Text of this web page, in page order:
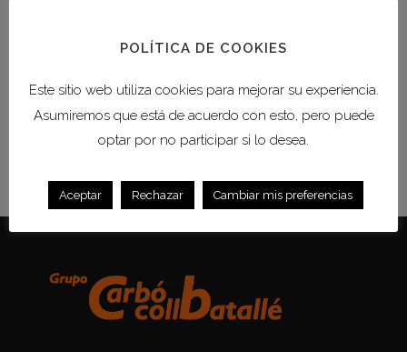
READ MORE
POLÍTICA DE COOKIES
Este sitio web utiliza cookies para mejorar su experiencia.
Asumiremos que está de acuerdo con esto, pero puede
optar por no participar si lo desea.
Aceptar Rechazar Cambiar mis preferencias